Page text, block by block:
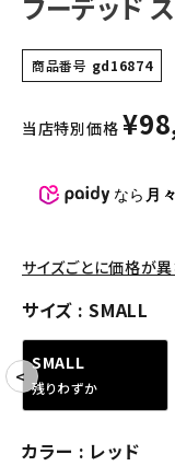
その他バッグ類
スニーカー・ブーツ
アクセサリー
COLLABORATION
CONTENTS
ACCOUNT MENU
ようこそ ゲスト 様
meeting_room
商品番号 gd16874
当店特別価格 ¥
なら 月
サイズごとに価格が異
サイズ SMALL
SMALL
残りわずか
カラー レッド